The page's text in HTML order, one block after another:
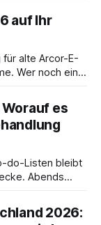
rund um
Leitfaden
Einstieg
auf Ihr
Wer noch eine
E-Mail & Cloud
mail.
es
do-Listen bleibt
Abends
reagiert die
und
2026: